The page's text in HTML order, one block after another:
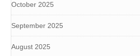
October 2025
September 2025
August 2025